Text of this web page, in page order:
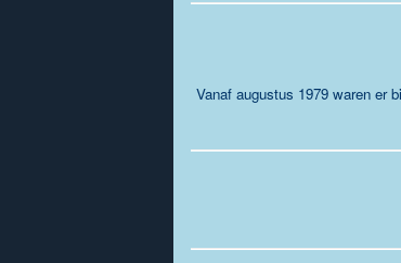
Vanaf augustus 1979 waren er